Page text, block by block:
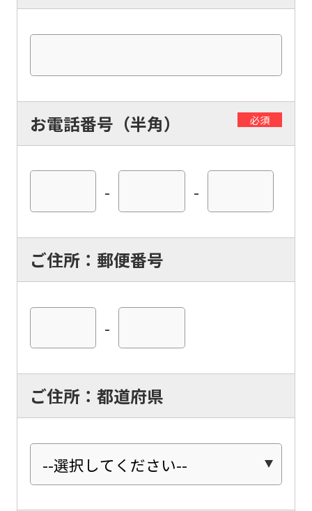
お電話番号（半角） 必須
- -
ご住所：郵便番号
-
ご住所：都道府県